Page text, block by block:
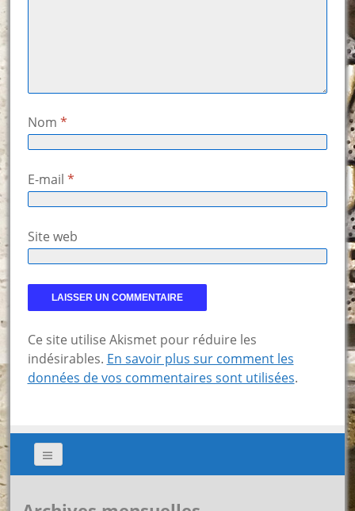
Nom *
E-mail *
Site web
Ce site utilise Akismet pour réduire les
indésirables. En savoir plus sur comment les
données de vos commentaires sont utilisées.